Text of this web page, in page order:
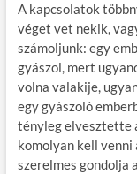
A kapcsolatok
véget vet nekik,
számoljunk: egy
gyászol, mert
volna valakije,
egy gyászoló
tényleg elvesztette
komolyan kell venni
szerelmes gondolja